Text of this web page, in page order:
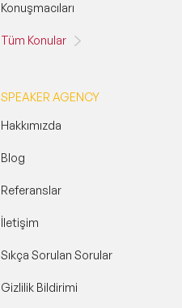
Konuşmacıları
Tüm Konular
SPEAKER AGENCY
Hakkımızda
Blog
Referanslar
İletişim
Sıkça Sorulan Sorular
Gizlilik Bildirimi